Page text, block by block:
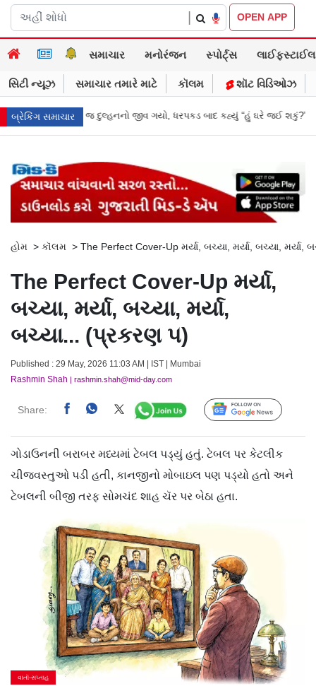
OPEN APP
સમાચાર મનોરંજન સ્પોર્ટ્સ લાઈફસ્ટાઈલ
સિટી ન્યૂઝ સમાચાર તમારે માટે કૉલમ શૉટ વિડિઓઝ
બ્રેકિંગ સમાચાર
જીવ ગયો, ધરપકડ બાદ કહ્યું “હું ઘરે જઈ શકું?” ‘હું બાબા બાગેશ્વર નથી...’:
હોમ > કૉલમ > The Perfect Cover-Up મર્યા, બચ્યા, મર્યા, બચ્યા, મર્યા,
The Perfect Cover-Up મર્યા,
બચ્યા, મર્યા, બચ્યા, મર્યા,
બચ્યા... (પ્રકરણ ૫)
Published : 29 May, 2026 11:03 AM | IST | Mumbai
Rashmin Shah | rashmin.shah@mid-day.com
Share: Follow Us
ગોડાઉનની બરાબર મધ્યમાં ટેબલ પડ્યું હતું. ટેબલ પર કેટલીક
ચીજવસ્તુઓ પડી હતી, કાનજીનો મોબાઇલ પણ પડ્યો હતો અને
ટેબલની બીજી તરફ સોમચંદ શાહ ચૅર પર બેઠા હતા.
વાતૉ-સપ્તાહ